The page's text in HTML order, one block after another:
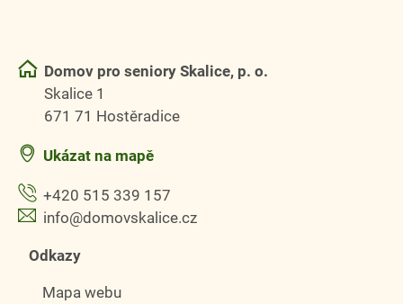
Domov pro seniory Skalice, p. o.
Skalice 1
671 71 Hostěradice
Ukázat na mapě
+420 515 339 157
info@domovskalice.cz
Odkazy
Mapa webu